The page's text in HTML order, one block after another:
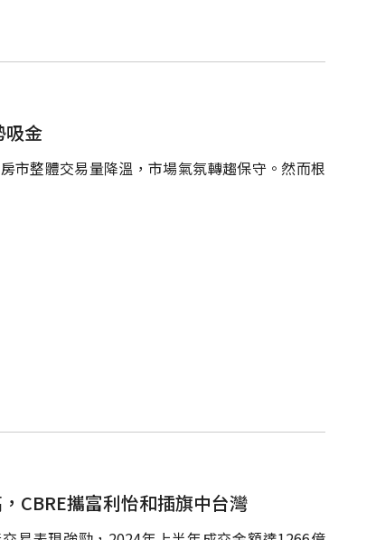
吸金
市整體交易量降溫，市場氣氛轉趨保守。然而根
CBRE攜富利怡和插旗中台灣